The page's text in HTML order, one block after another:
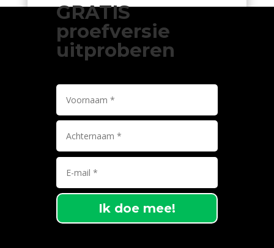
GRATIS
proefversie
uitproberen
Ik doe mee!